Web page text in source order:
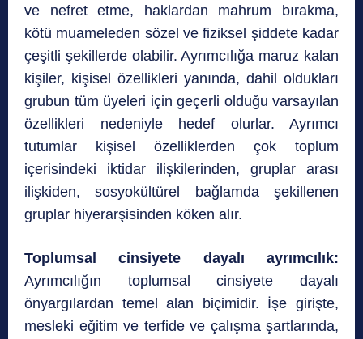
ve nefret etme, haklardan mahrum bırakma,
kötü muameleden sözel ve fiziksel şiddete kadar
çeşitli şekillerde olabilir. Ayrımcılığa maruz kalan
kişiler, kişisel özellikleri yanında, dahil oldukları
grubun tüm üyeleri için geçerli olduğu varsayılan
özellikleri nedeniyle hedef olurlar. Ayrımcı
tutumlar kişisel özelliklerden çok toplum
içerisindeki iktidar ilişkilerinden, gruplar arası
ilişkiden, sosyokültürel bağlamda şekillenen
gruplar hiyerarşisinden köken alır.
Toplumsal cinsiyete dayalı ayrımcılık:
Ayrımcılığın toplumsal cinsiyete dayalı
önyargılardan temel alan biçimidir. İşe girişte,
mesleki eğitim ve terfide ve çalışma şartlarında,